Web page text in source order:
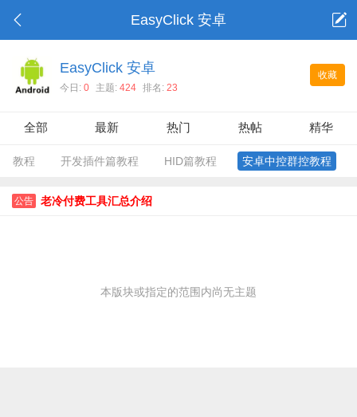
EasyClick 安卓
收藏
EasyClick 安卓
今日: 0 主题: 424 排名: 23
全部 最新 热门 热帖 精华
教程 开发插件篇教程 HID篇教程 安卓中控群控教程
公告 老冷付费工具汇总介绍
本版块或指定的范围内尚无主题